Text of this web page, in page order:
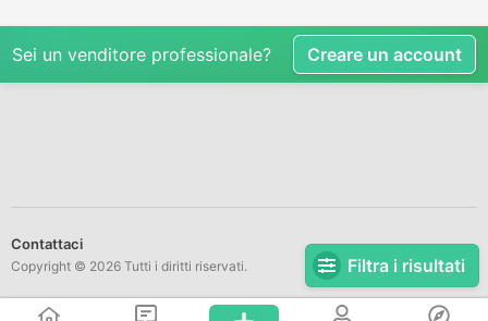
Filtra i risultati
Sei un venditore professionale? Creare un account
Contattaci
Copyright © 2026 Tutti i diritti riservati.